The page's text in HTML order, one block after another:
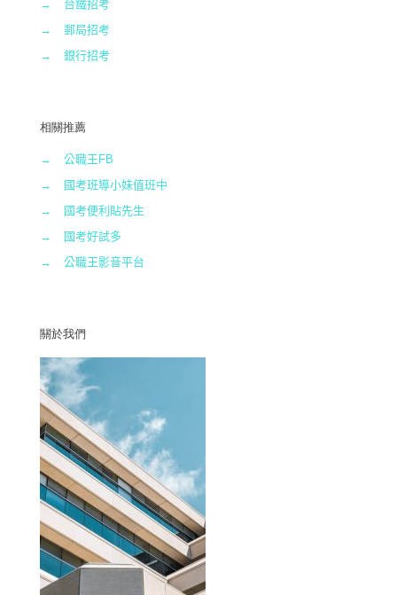
→
台鐵招考
→
郵局招考
→
銀行招考
相關推薦
→
公職王FB
→
國考班導小妹值班中
→
國考便利貼先生
→
國考好試多
→
公職王影音平台
關於我們